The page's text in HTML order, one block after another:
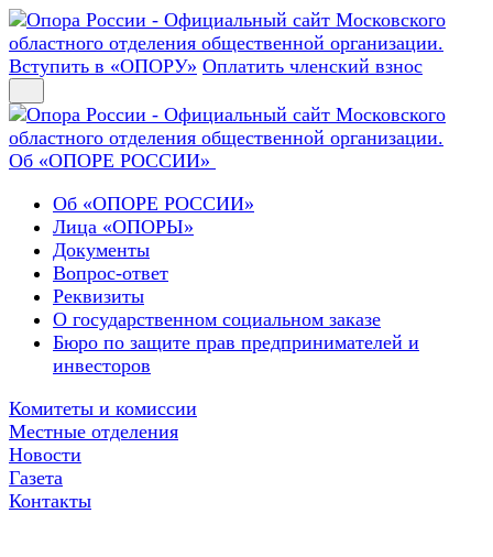
Вступить в «ОПОРУ» Оплатить членский взнос
Об «ОПОРЕ РОССИИ»
Об «ОПОРЕ РОССИИ»
Лица «ОПОРЫ»
Документы
Вопрос-ответ
Реквизиты
О государственном социальном заказе
Бюро по защите прав предпринимателей и
инвесторов
Комитеты и комиссии
Местные отделения
Новости
Газета
Контакты